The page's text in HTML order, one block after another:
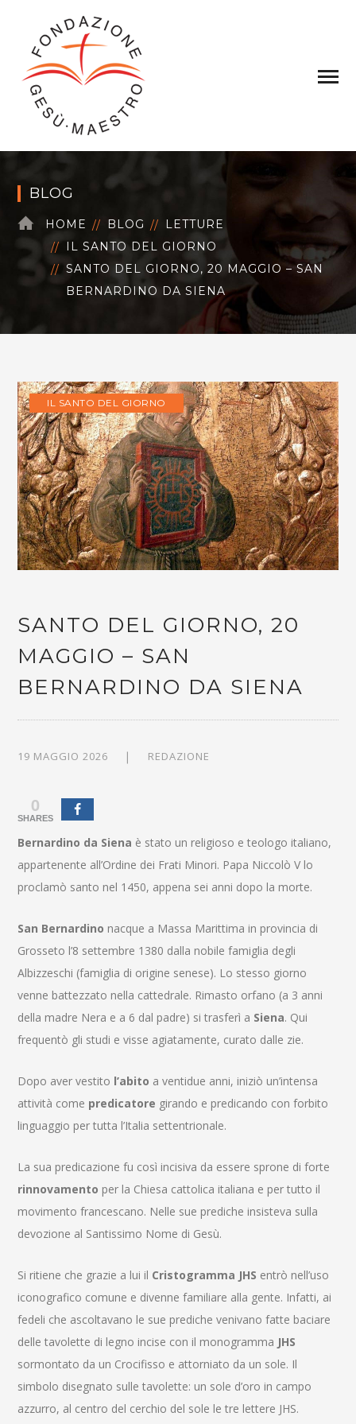
BLOG
HOME BLOG
LETTURE
IL SANTO DEL GIORNO
SANTO DEL GIORNO, 20 MAGGIO – SAN
BERNARDINO DA SIENA
IL SANTO DEL GIORNO
SANTO DEL GIORNO, 20
MAGGIO – SAN
BERNARDINO DA SIENA
19 MAGGIO 2026 REDAZIONE
0
SHARES
Bernardino da Siena è stato un religioso e teologo italiano,
appartenente all’Ordine dei Frati Minori. Papa Niccolò V lo
proclamò santo nel 1450, appena sei anni dopo la morte.
San Bernardino nacque a Massa Marittima in provincia di
Grosseto l’8 settembre 1380 dalla nobile famiglia degli
Albizzeschi (famiglia di origine senese). Lo stesso giorno
venne battezzato nella cattedrale. Rimasto orfano (a 3 anni
della madre Nera e a 6 dal padre) si trasferì a Siena. Qui
frequentò gli studi e visse agiatamente, curato dalle zie.
Dopo aver vestito l’abito a ventidue anni, iniziò un’intensa
attività come predicatore girando e predicando con forbito
linguaggio per tutta l’Italia settentrionale.
La sua predicazione fu così incisiva da essere sprone di forte
rinnovamento per la Chiesa cattolica italiana e per tutto il
movimento francescano. Nelle sue prediche insisteva sulla
devozione al Santissimo Nome di Gesù.
Si ritiene che grazie a lui il Cristogramma JHS entrò nell’uso
iconografico comune e divenne familiare alla gente. Infatti, ai
fedeli che ascoltavano le sue prediche venivano fatte baciare
delle tavolette di legno incise con il monogramma JHS
sormontato da un Crocifisso e attorniato da un sole. Il
simbolo disegnato sulle tavolette: un sole d’oro in campo
azzurro, al centro del cerchio del sole le tre lettere JHS.